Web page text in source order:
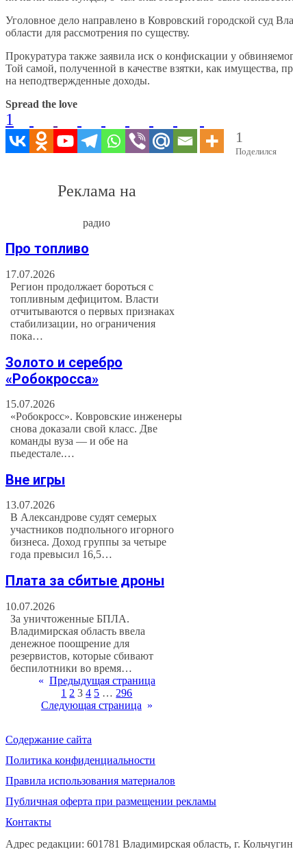
Уголовное дело направлено в Ковровский городской суд
области для рассмотрения по существу.
Прокуратура также заявила иск о конфискации у
Той самой, полученной в качестве взятки, как имущества,
на неподтвержденные доходы.
Spread the love
1
1
Поделился
Реклама на
радио
Про топливо
17.07.2026
Регион продолжает бороться с
топливным дефицитом. Власти
отчитываются о первых признаках
стабилизации, но ограничения
пока…
Золото и серебро
«Робокросса»
15.07.2026
«Робокросс». Ковровские инженеры
снова доказали свой класс. Две
команды вуза — и обе на
пьедестале.…
Вне игры
13.07.2026
В Александрове судят семерых
участников подпольного игорного
бизнеса. Доход группы за четыре
года превысил 16,5…
Плата за сбитые дроны
10.07.2026
За уничтоженные БПЛА.
Владимирская область ввела
денежное поощрение для
резервистов, которые сбивают
беспилотники во время…
« Предыдущая страница
1 2 3 4 5 … 296
Следующая страница »
Содержание сайта
Политика конфиденциальности
Правила использования материалов
Публичная оферта при размещении рекламы
Контакты
Адрес редакции: 601781 Владимирская область, г.